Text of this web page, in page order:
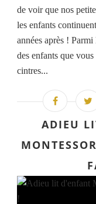
de voir que nos
les enfants
années après !
des enfants que
cintres...
ADIEU